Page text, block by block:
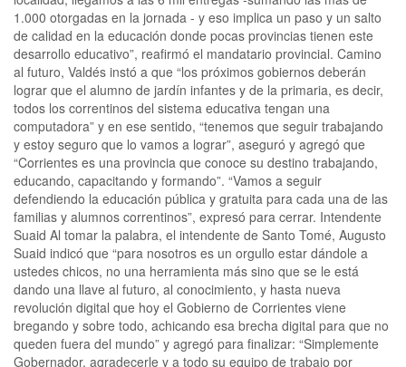
1.000 otorgadas en la jornada - y eso implica un paso y un salto
de calidad en la educación donde pocas provincias tienen este
desarrollo educativo”, reafirmó el mandatario provincial. Camino
al futuro, Valdés instó a que “los próximos gobiernos deberán
lograr que el alumno de jardín infantes y de la primaria, es decir,
todos los correntinos del sistema educativa tengan una
computadora” y en ese sentido, “tenemos que seguir trabajando
y estoy seguro que lo vamos a lograr”, aseguró y agregó que
“Corrientes es una provincia que conoce su destino trabajando,
educando, capacitando y formando”. “Vamos a seguir
defendiendo la educación pública y gratuita para cada una de las
familias y alumnos correntinos”, expresó para cerrar. Intendente
Suaid Al tomar la palabra, el intendente de Santo Tomé, Augusto
Suaid indicó que “para nosotros es un orgullo estar dándole a
ustedes chicos, no una herramienta más sino que se le está
dando una llave al futuro, al conocimiento, y hasta nueva
revolución digital que hoy el Gobierno de Corrientes viene
bregando y sobre todo, achicando esa brecha digital para que no
queden fuera del mundo” y agregó para finalizar: “Simplemente
Gobernador, agradecerle y a todo su equipo de trabajo por